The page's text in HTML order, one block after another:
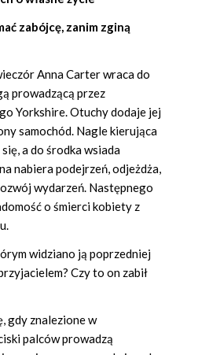
zabójcę, zanim zginą
Anna Carter wraca do
prowadzącą przez
Yorkshire. Otuchy dodaje jej
samochód. Nagle kierująca
a do środka wsiada
nabiera podejrzeń, odjeżdża,
wydarzeń. Następnego
o śmierci kobiety z
widziano ją poprzedniej
Czy to on zabił
gdy znalezione w
palców prowadzą